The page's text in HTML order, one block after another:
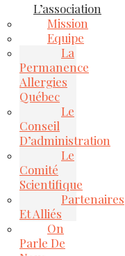
L’association
Mission
Equipe
La
Permanence
Allergies
Québec
Le
Conseil
D’administration
Le
Comité
Scientifique
Partenaires
Et Alliés
On
Parle De